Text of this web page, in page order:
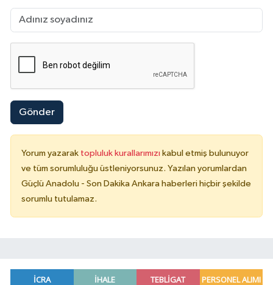
Gönder
Yorum yazarak topluluk kurallarımızı kabul etmiş bulunuyor
ve tüm sorumluluğu üstleniyorsunuz. Yazılan yorumlardan
Güçlü Anadolu - Son Dakika Ankara haberleri hiçbir şekilde
sorumlu tutulamaz.